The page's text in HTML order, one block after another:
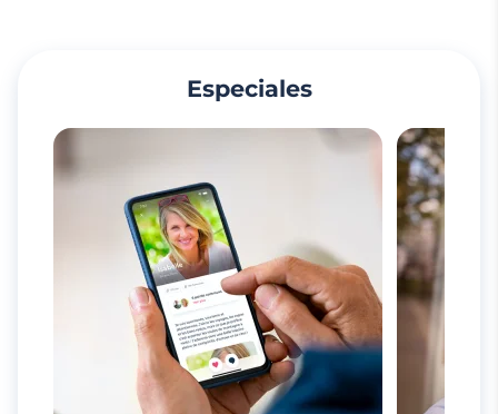
Especiales